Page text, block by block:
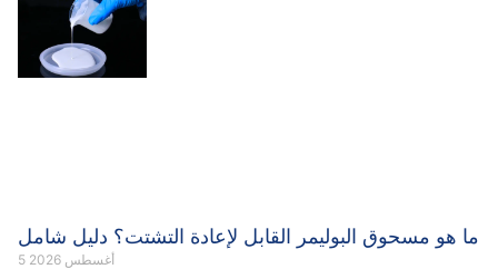
ما هو مسحوق البوليمر القابل لإعادة التشتت؟ دليل شامل
5 أغسطس 2026